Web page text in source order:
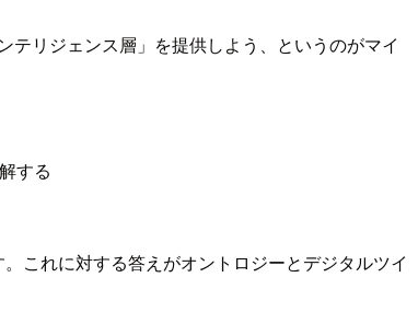
リジェンス層」を提供しよう、というのがマイ
する
これに対する答えがオントロジーとデジタルツイ